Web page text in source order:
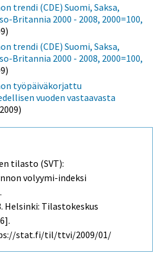
trendi (CDE) Suomi, Saksa,
Britannia 2000 - 2008, 2000=100,
trendi (CDE) Suomi, Saksa,
Britannia 2000 - 2008, 2000=100,
työpäiväkorjattu
vuoden vastaavasta
tilasto (SVT):
volyymi-indeksi
Helsinki: Tilastokeskus
stat.fi/til/ttvi/2009/01/